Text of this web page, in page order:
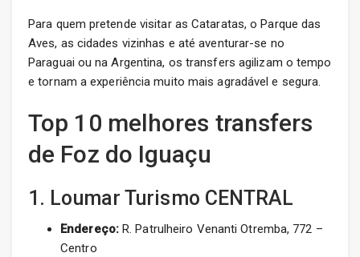
Para quem pretende visitar as Cataratas, o Parque das
Aves, as cidades vizinhas e até aventurar-se no
Paraguai ou na Argentina, os transfers agilizam o tempo
e tornam a experiência muito mais agradável e segura.
Top 10 melhores transfers
de Foz do Iguaçu
1. Loumar Turismo CENTRAL
Endereço:R. Patrulheiro Venanti Otremba, 772 –
Centro